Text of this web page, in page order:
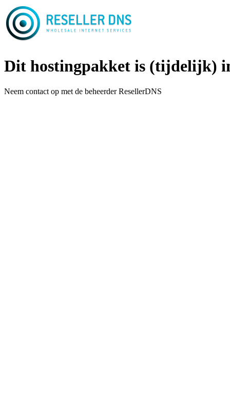
Dit hostingpakket is (tijdelijk)
Neem contact op met de beheerder ResellerDNS